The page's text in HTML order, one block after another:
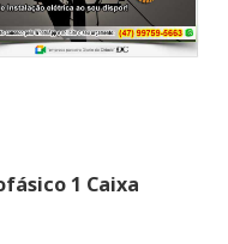
1 Caixa